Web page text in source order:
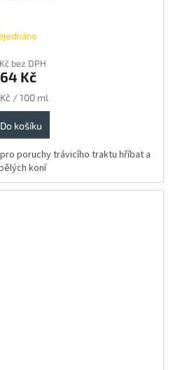
bez DPH
Kč
/ 100 ml
Do košíku
poruchy trávicího traktu hříbat a
koní